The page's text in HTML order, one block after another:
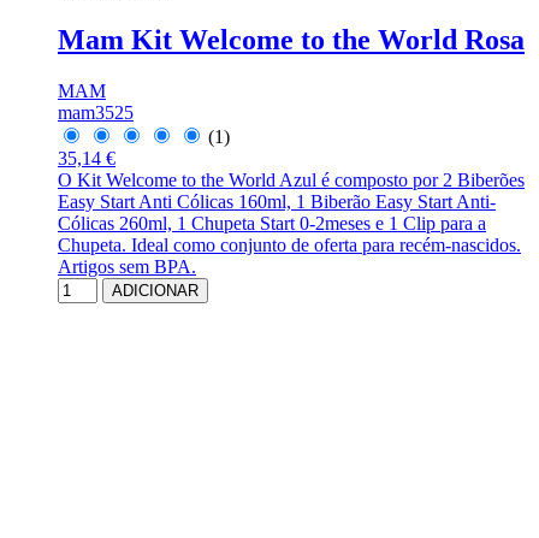
Mam Kit Welcome to the World Rosa
MAM
mam3525
(1)
35,14 €
O Kit Welcome to the World Azul é composto por 2 Biberões
Easy Start Anti Cólicas 160ml, 1 Biberão Easy Start Anti-
Cólicas 260ml, 1 Chupeta Start 0-2meses e 1 Clip para a
Chupeta. Ideal como conjunto de oferta para recém-nascidos.
Artigos sem BPA.
ADICIONAR